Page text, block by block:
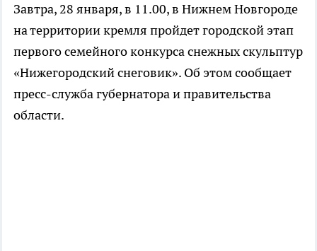
Завтра, 28 января, в 11.00, в Нижнем Новгороде
на территории кремля пройдет городской этап
первого семейного конкурса снежных скульптур
«Нижегородский снеговик». Об этом сообщает
пресс-служба губернатора и правительства
области.